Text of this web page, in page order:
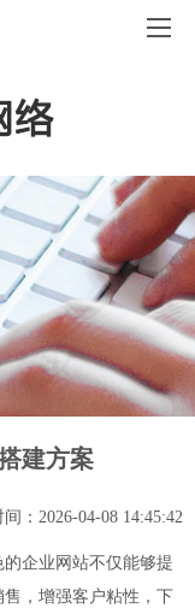
建方案
：2026-04-08 14:45:42
企业网站不仅能够提
，增强客户粘性，下